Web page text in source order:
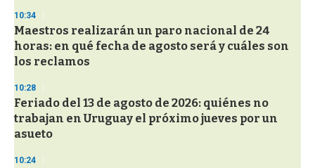
s
e
c
o
n
s
10:34
Maestros realizarán un paro nacional de 24
horas: en qué fecha de agosto será y cuáles son
los reclamos
10:28
Feriado del 13 de agosto de 2026: quiénes no
trabajan en Uruguay el próximo jueves por un
asueto
10:24